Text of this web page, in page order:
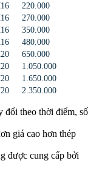
220.000
270.000
350.000
480.000
650.000
1.050.000
1.650.000
2.350.000
đổi theo thời điểm, số
giá cao hơn thép
được cung cấp bởi